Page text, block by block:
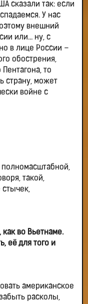
сказали так: если
У нас
внешний
или… ну, с
в лице России –
обострения,
то
страну, может
войне с
такой,
стычек,
во Вьетнаме.
её для того и
американское
расколы,